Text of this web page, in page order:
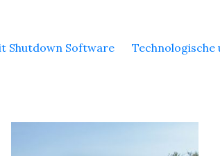
Shutdown Software